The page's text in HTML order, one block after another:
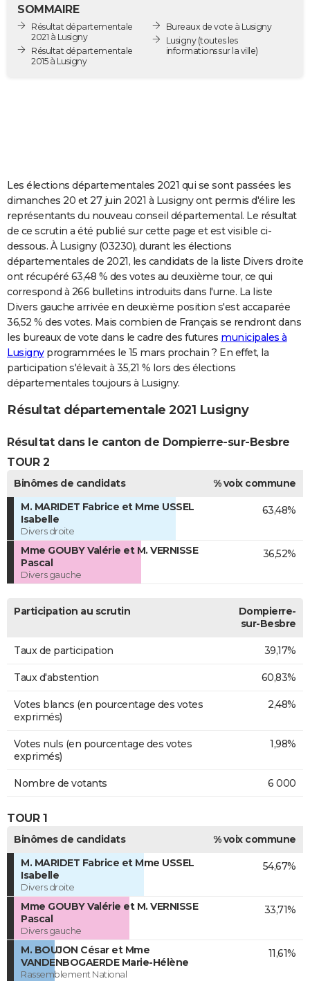
Destinations
City break
Voyage nature
Voyage de noces
Forum
Climat
GUIDES D'ACHAT
COPAINS D'AVANT
S'inscrire
Se connecter
Lycées
Collèges
Primaires
Universités
Entreprises
Service militaire
Avis de recherche
AVIS DE DÉCÈS
FORUM
Bricolage
Lifestyle
Culture
Sport
Auto
Television
Voyage
Cinema
SOMMAIRE
Résultat départementale
2021 à Lusigny
Résultat départementale
2015 à Lusigny
Bureaux de vote à Lusigny
Lusigny(toutes les
informations sur la ville)
Les élections départementales 2021 qui se sont passées les
dimanches 20 et 27 juin 2021 à Lusigny ont permis d'élire les
représentants du nouveau conseil départemental. Le résultat
de ce scrutin a été publié sur cette page et est visible ci-
dessous. À Lusigny (03230), durant les élections
départementales de 2021, les candidats de la liste Divers droite
ont récupéré 63,48 % des votes au deuxième tour, ce qui
correspond à 266 bulletins introduits dans l'urne. La liste
Divers gauche arrivée en deuxième position s'est accaparée
36,52 % des votes. Mais combien de Français se rendront dans
les bureaux de vote dans le cadre des futures municipales à
Lusignyprogrammées le 15 mars prochain ? En effet, la
participation s'élevait à 35,21 % lors des élections
départementales toujours à Lusigny.
Résultat départementale 2021 Lusigny
Résultat dans le canton de Dompierre-sur-Besbre
TOUR 2
Binômes de candidats
% voix commune
M. MARIDET Fabrice et Mme USSEL
Isabelle
Divers droite
63,48%
Mme GOUBY Valérie et M. VERNISSE
Pascal
Divers gauche
36,52%
Participation au scrutin
Dompierre-
sur-Besbre
Taux de participation 39,17%
Taux d'abstention 60,83%
Votes blancs (en pourcentage des votes
exprimés)
2,48%
Votes nuls (en pourcentage des votes
exprimés)
1,98%
Nombre de votants 6 000
TOUR 1
Binômes de candidats
% voix commune
M. MARIDET Fabrice et Mme USSEL
Isabelle
Divers droite
54,67%
Mme GOUBY Valérie et M. VERNISSE
Pascal
Divers gauche
33,71%
M. BOUJON César et Mme
VANDENBOGAERDE Marie-Hélène
Rassemblement National
11,61%